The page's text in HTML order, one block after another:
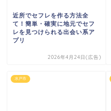
近所でセフレを作る方法全
て！簡単・確実に地元でセフ
レを見つけられる出会い系ア
プリ
2026年4月24日(広告)
水戸市